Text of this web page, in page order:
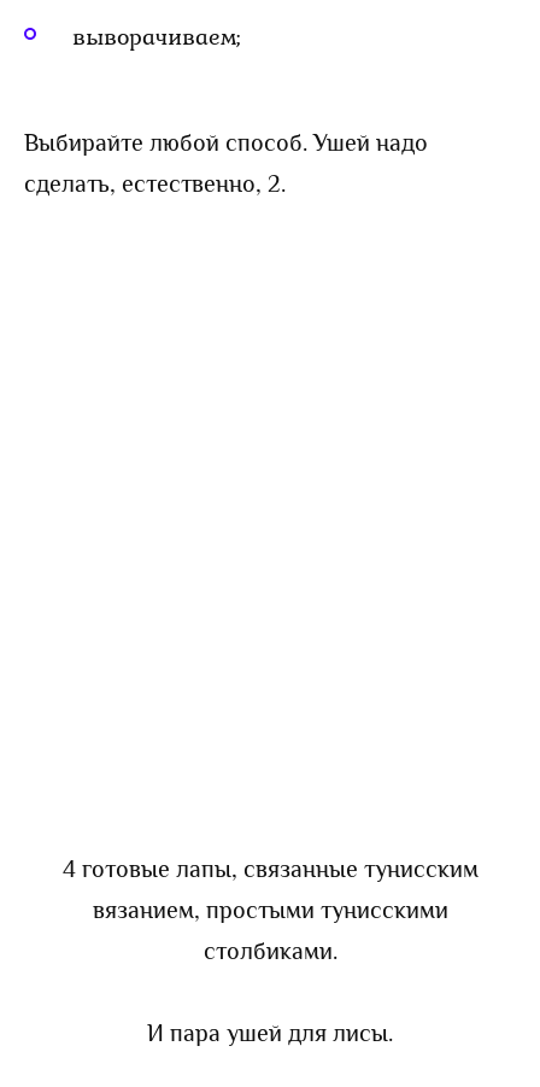
выворачиваем;
Выбирайте любой способ. Ушей надо
сделать, естественно, 2.
4 готовые лапы, связанные тунисским
вязанием, простыми тунисскими
столбиками.
И пара ушей для лисы.